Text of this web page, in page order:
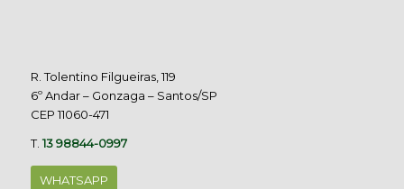
R. Tolentino Filgueiras, 119
6º Andar – Gonzaga – Santos/SP
CEP 11060-471
T.13 98844-0997
WHATSAPP